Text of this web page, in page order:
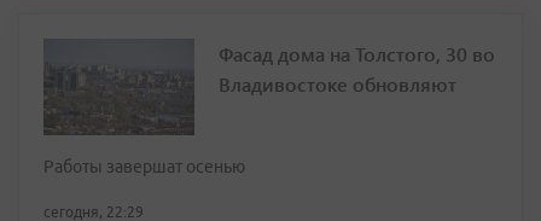
Фасад дома на Толстого, 30 во
Владивостоке обновляют
Работы завершат осенью
сегодня, 22:29